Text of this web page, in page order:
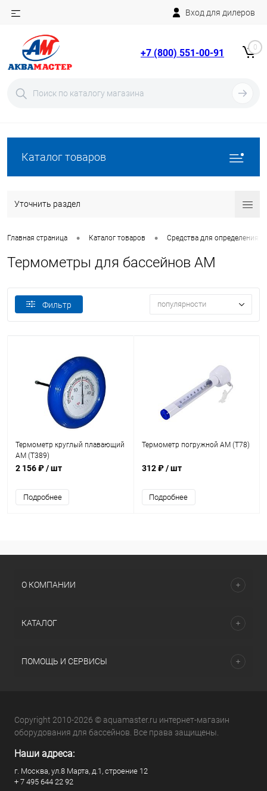
Вход для дилеров
+7 (800) 551-00-91 0
Каталог товаров
Уточнить раздел
Главная страница • Каталог товаров • Средства для определения
Термометры для бассейнов AM
Фильтр популярности
Термометр круглый плавающий
AM (T389)
2 156 ₽/ шт
Подробнее
Термометр погружной AM (T78)
312 ₽/ шт
Подробнее
О КОМПАНИИ
КАТАЛОГ
ПОМОЩЬ И СЕРВИСЫ
Copyright 2010-2026 © aquamaster.ru интернет-магазин
оборудования для бассейнов. Все права защищены.
Наши адреса:
г. Москва, ул.8 Марта, д.1, строение 12
+ 7 495 644 22 92